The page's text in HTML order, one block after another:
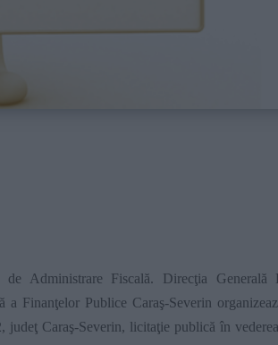
Administrare Fiscală. Direcţia Generală
a Finanţelor Publice Caraş-Severin
Caraş-Severin, licitaţie publică în